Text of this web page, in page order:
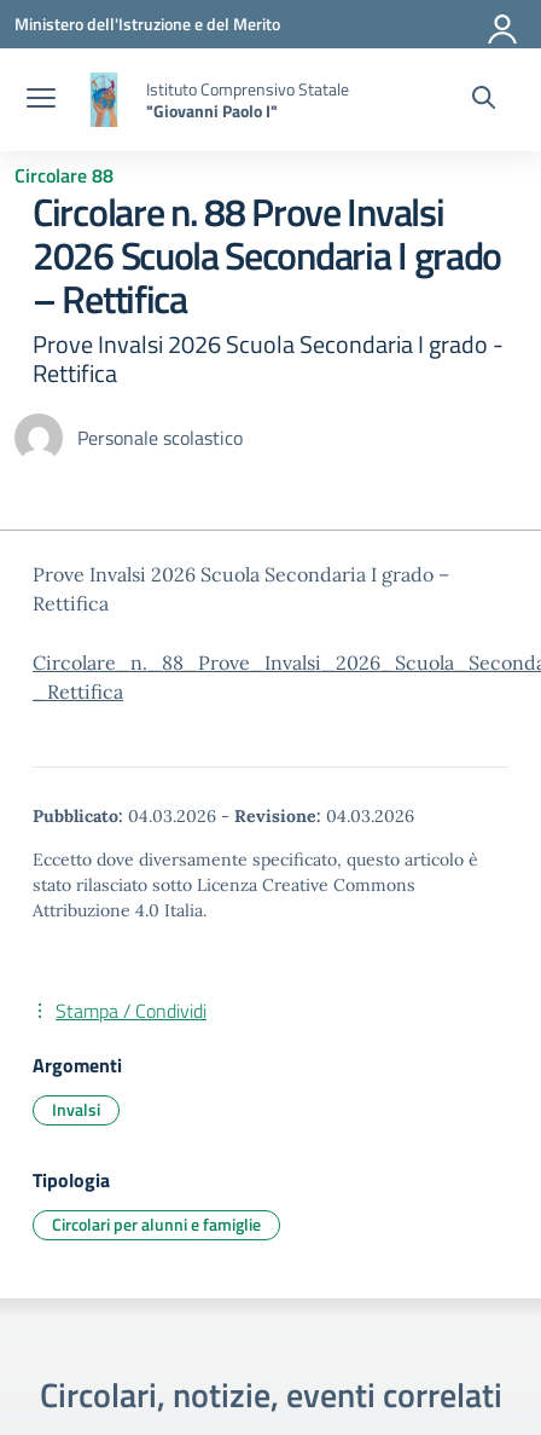
Vai ai contenuti
Vai al menu di navigazione
Vai al footer
Ministero dell'Istruzione e del Merito
Istituto Comprensivo Statale
"Giovanni Paolo I"
Circolare 88
Circolare n. 88 Prove Invalsi
2026 Scuola Secondaria I grado
– Rettifica
Prove Invalsi 2026 Scuola Secondaria I grado -
Rettifica
Personale scolastico
Prove Invalsi 2026 Scuola Secondaria I grado –
Rettifica
_Rettifica
Pubblicato: 04.03.2026 - Revisione: 04.03.2026
Eccetto dove diversamente specificato, questo articolo è
stato rilasciato sotto Licenza Creative Commons
Attribuzione 4.0 Italia.
Stampa / Condividi
Argomenti
Invalsi
Tipologia
Circolari per alunni e famiglie
Circolari, notizie, eventi correlati